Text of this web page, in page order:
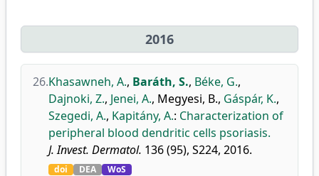
2016
26.Khasawneh, A., Baráth, S., Béke, G.,
Dajnoki, Z., Jenei, A., Megyesi, B., Gáspár, K.,
Szegedi, A., Kapitány, A.: Characterization of
peripheral blood dendritic cells psoriasis.
J. Invest. Dermatol. 136 (95), S224, 2016.
doi DEA WoS